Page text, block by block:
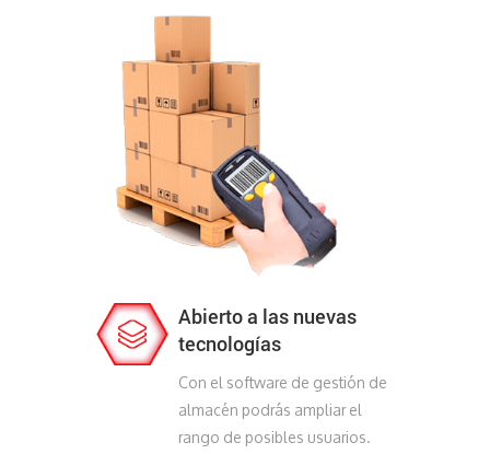
Abierto a las nuevas
tecnologías
Con el software de gestión de
almacén podrás ampliar el
rango de posibles usuarios.